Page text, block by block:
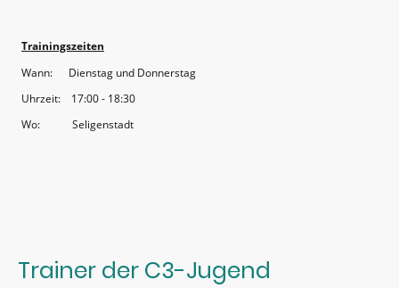
Trainingszeiten
Wann: Dienstag und Donnerstag
Uhrzeit: 17:00 - 18:30
Wo: Seligenstadt
Trainer der C3-Jugend